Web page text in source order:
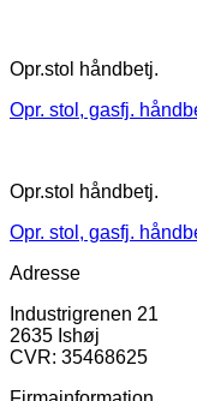
Opr.stol håndbetj.
Opr. stol, gasfj.
Opr.stol håndbetj.
Opr. stol, gasfj.
Adresse
Industrigrenen 21
2635 Ishøj
CVR: 35468625